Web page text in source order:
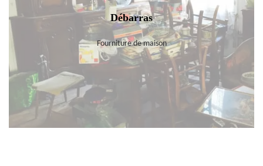
Débarras
Fourniture de maison